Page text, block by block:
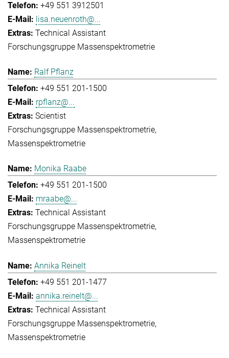
+49 551 3912501
lisa.neuenroth@...
Technical Assistant
Forschungsgruppe Massenspektrometrie
Ralf Pflanz
+49 551 201-1500
rpflanz@...
Scientist
Forschungsgruppe Massenspektrometrie
Massenspektrometrie
Monika Raabe
+49 551 201-1500
mraabe@...
Technical Assistant
Forschungsgruppe Massenspektrometrie
Massenspektrometrie
Annika Reinelt
+49 551 201-1477
annika.reinelt@...
Technical Assistant
Forschungsgruppe Massenspektrometrie
Massenspektrometrie